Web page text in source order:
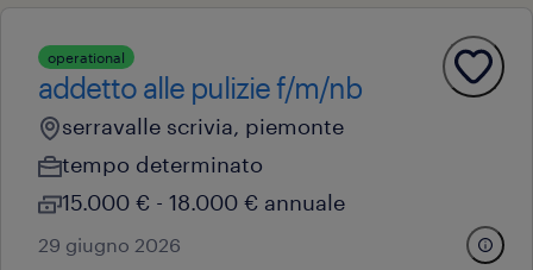
operational
addetto alle pulizie f/m/nb
serravalle scrivia, piemonte
tempo determinato
15.000 € - 18.000 € annuale
29 giugno 2026